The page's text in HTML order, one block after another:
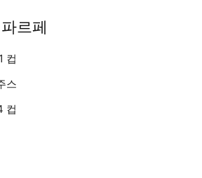
르페
컵
스
컵